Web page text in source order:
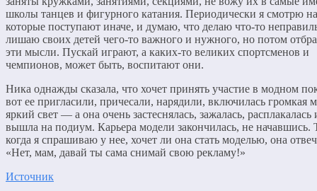
школы танцев и фигурного катания. Периодически я смотрю
которые поступают иначе, и думаю, что делаю что-то
лишаю своих детей чего-то важного и нужного, но потом
эти мысли. Пускай играют, а каких-то великих спортсменов и
чемпионов, может быть, воспитают они.
Ника однажды сказала, что хочет принять участие в модном
вот ее пригласили, причесали, нарядили, включилась громкая
яркий свет — а она очень застеснялась, зажалась, расплакалась
вышла на подиум. Карьера модели закончилась, не начавшись.
когда я спрашиваю у нее, хочет ли она стать моделью, она
«Нет, мам, давай ты сама снимай свою рекламу!»
Источник